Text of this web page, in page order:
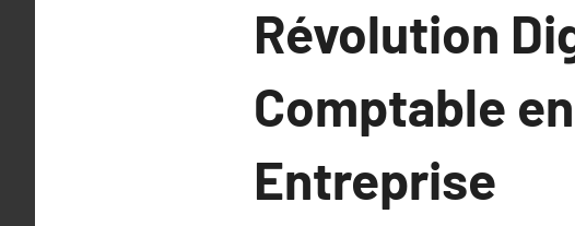
Révolution
Comptable
Entreprise